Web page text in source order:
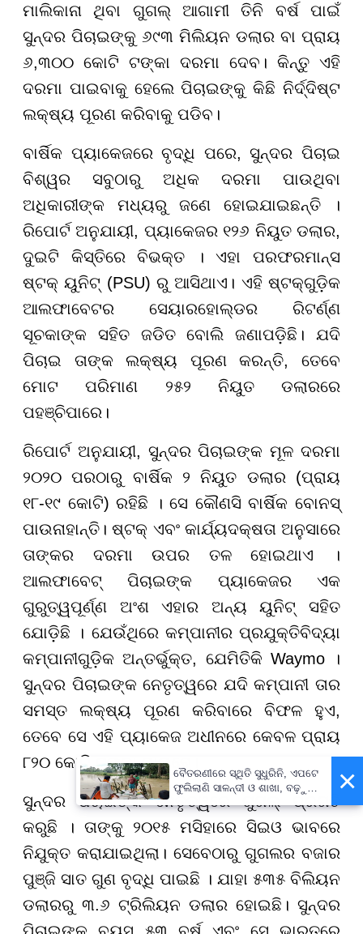
ମାଲିକାନା ଥିବା ଗୁଗଲ୍ ଆଗାମୀ ତିନି ବର୍ଷ ପାଇଁ
ସୁନ୍ଦର ପିଚାଇଙ୍କୁ ୬୯୩ ମିଲିୟନ ଡଲାର ବା ପ୍ରାୟ
୬,୩୦୦ କୋଟି ଟଙ୍କା ଦରମା ଦେବ। କିନ୍ତୁ ଏହି
ଦରମା ପାଇବାକୁ ହେଲେ ପିଚାଇଙ୍କୁ କିଛି ନିର୍ଦ୍ଦିଷ୍ଟ
ଲକ୍ଷ୍ୟ ପୂରଣ କରିବାକୁ ପଡିବ।
ବାର୍ଷିକ ପ୍ୟାକେଜରେ ବୃଦ୍ଧି ପରେ, ସୁନ୍ଦର ପିଚାଇ
ବିଶ୍ୱର ସବୁଠାରୁ ଅଧିକ ଦରମା ପାଉଥିବା
ଅଧିକାରୀଙ୍କ ମଧ୍ୟରୁ ଜଣେ ହୋଇଯାଇଛନ୍ତି ।
ରିପୋର୍ଟ ଅନୁଯାୟୀ, ପ୍ୟାକେଜର ୧୨୬ ନିୟୁତ ଡଲାର,
ଦୁଇଟି କିସ୍ତିରେ ବିଭକ୍ତ । ଏହା ପରଫରମାନ୍ସ
ଷ୍ଟକ୍ ୟୁନିଟ୍ (PSU) ରୁ ଆସିଥାଏ। ଏହି ଷ୍ଟକ୍ଗୁଡ଼ିକ
ଆଲଫାବେଟର ସେୟାରହୋଲ୍ଡର ରିଟର୍ଣ୍ଣ
ସୂଚକାଙ୍କ ସହିତ ଜଡିତ ବୋଲି ଜଣାପଡ଼ିଛି। ଯଦି
ପିଚାଇ ତାଙ୍କ ଲକ୍ଷ୍ୟ ପୂରଣ କରନ୍ତି, ତେବେ
ମୋଟ ପରିମାଣ ୨୫୨ ନିୟୁତ ଡଲାରରେ
ପହଞ୍ଚିପାରେ।
ରିପୋର୍ଟ ଅନୁଯାୟୀ, ସୁନ୍ଦର ପିଚାଇଙ୍କ ମୂଳ ଦରମା
୨୦୨୦ ପରଠାରୁ ବାର୍ଷିକ ୨ ନିୟୁତ ଡଲାର (ପ୍ରାୟ
୧୮-୧୯ କୋଟି) ରହିଛି । ସେ କୌଣସି ବାର୍ଷିକ ବୋନସ୍
ପାଉନାହାନ୍ତି। ଷ୍ଟକ୍ ଏବଂ କାର୍ଯ୍ୟଦକ୍ଷତା ଅନୁସାରେ
ତାଙ୍କର ଦରମା ଉପର ତଳ ହୋଇଥାଏ ।
ଆଲଫାବେଟ୍ ପିଚାଇଙ୍କ ପ୍ୟାକେଜର ଏକ
ଗୁରୁତ୍ୱପୂର୍ଣ୍ଣ ଅଂଶ ଏହାର ଅନ୍ୟ ୟୁନିଟ୍ ସହିତ
ଯୋଡ଼ିଛି । ଯେଉଁଥିରେ କମ୍ପାନୀର ପ୍ରଯୁକ୍ତିବିଦ୍ୟା
କମ୍ପାନୀଗୁଡ଼ିକ ଅନ୍ତର୍ଭୁକ୍ତ, ଯେମିତିକି Waymo ।
ସୁନ୍ଦର ପିଚାଇଙ୍କ ନେତୃତ୍ୱରେ ଯଦି କମ୍ପାନୀ ତାର
ସମସ୍ତ ଲକ୍ଷ୍ୟ ପୂରଣ କରିବାରେ ବିଫଳ ହୁଏ,
ତେବେ ସେ ଏହି ପ୍ୟାକେଜ ଅଧୀନରେ କେବଳ ପ୍ରାୟ
୮୨୦ କୋଟି ଟଙ୍କା ପାଇବେ।
ସୁନ୍ଦର ପିଚାଇଙ୍କ ନେତୃତ୍ୱରେ ଗୁଗଲ୍ ପ୍ରଗତି
କରୁଛି । ତାଙ୍କୁ ୨୦୧୫ ମସିହାରେ ସିଇଓ ଭାବରେ
ନିଯୁକ୍ତ କରାଯାଇଥିଲା। ସେବେଠାରୁ ଗୁଗଲର ବଜାର
ପୁଞ୍ଜି ସାତ ଗୁଣ ବୃଦ୍ଧି ପାଇଛି । ଯାହା ୫୩୫ ବିଲିୟନ
ଡଲାରରୁ ୩.୬ ଟ୍ରିଲିୟନ ଡଲାର ହୋଇଛି। ସୁନ୍ଦର
ପିଚାଇଙ୍କ ବୟସ ୫୩ ବର୍ଷ ଏବଂ ସେ ଭାରତରେ
×
ବୈତରଣୀରେ ସ୍ଥିତି ସୁଧୁରିନି, ଏପଟେ
ଫୁଲିଲାଣି ସାଳନ୍ଦୀ ଓ ଶାଖା, ବଢ଼ୁଛି
ବନ୍ୟା ଭୟ